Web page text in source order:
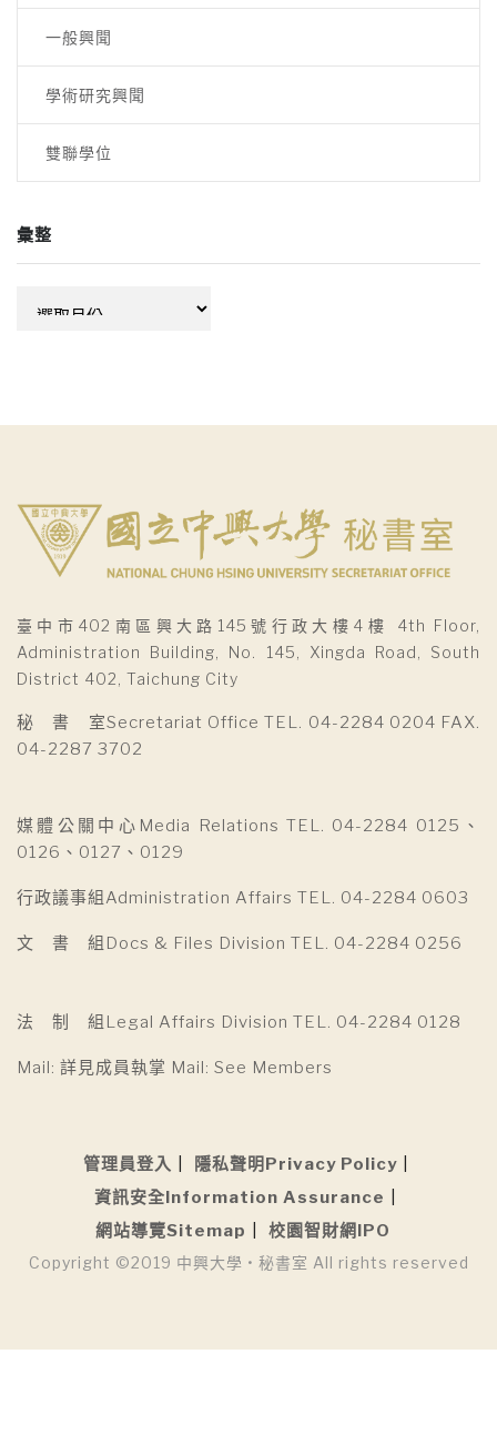
一般興聞
學術研究興聞
雙聯學位
彙整
臺中市402南區興大路145號行政大樓4樓 4th Floor,
Administration Building, No. 145, Xingda Road, South
District 402, Taichung City
秘 書 室Secretariat Office TEL. 04-2284 0204 FAX.
04-2287 3702
媒體公關中心Media Relations TEL. 04-2284 0125、
0126、0127、0129
行政議事組Administration Affairs TEL. 04-2284 0603
文 書 組Docs & Files Division TEL. 04-2284 0256
法 制 組Legal Affairs Division TEL. 04-2284 0128
Mail: 詳見成員執掌 Mail: See Members
管理員登入
隱私聲明Privacy Policy
資訊安全Information Assurance
網站導覽Sitemap
校園智財網IPO
Copyright ©2019 中興大學 • 秘書室 All rights reserved